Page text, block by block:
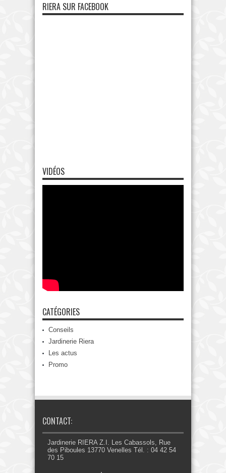
RIERA SUR FACEBOOK
VIDÉOS
CATÉGORIES
Conseils
Jardinerie Riera
Les actus
Promo
CONTACT:
Jardinerie RIERA Z.I. Les Cabassols, Rue
des Piboules 13770 Venelles Tél. : 04 42 54
70 15